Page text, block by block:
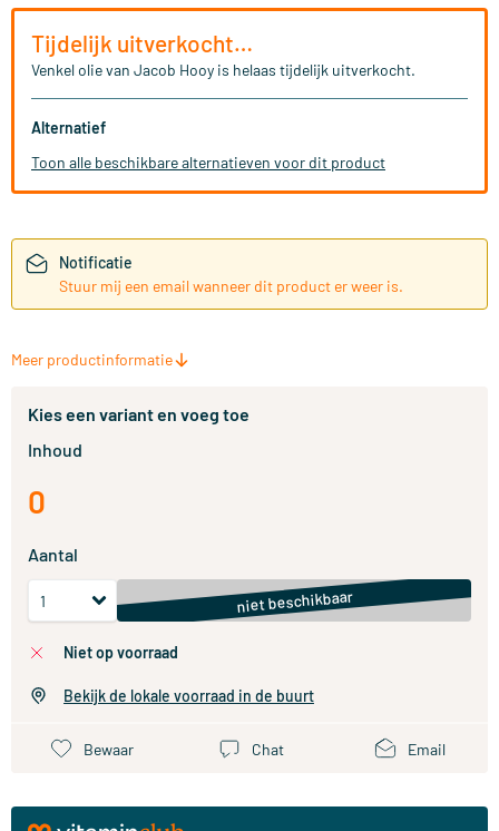
Tijdelijk uitverkocht…
Venkel olie van Jacob Hooy is helaas tijdelijk uitverkocht.
Alternatief
Toon alle beschikbare alternatieven voor dit product
Notificatie
Stuur mij een email wanneer dit product er weer is.
Meer productinformatie
Kies een variant en voeg toe
Inhoud
0
Aantal
niet beschikbaar
niet op voorraad
Bekijk de lokale voorraad in de buurt
Bewaar Chat Email